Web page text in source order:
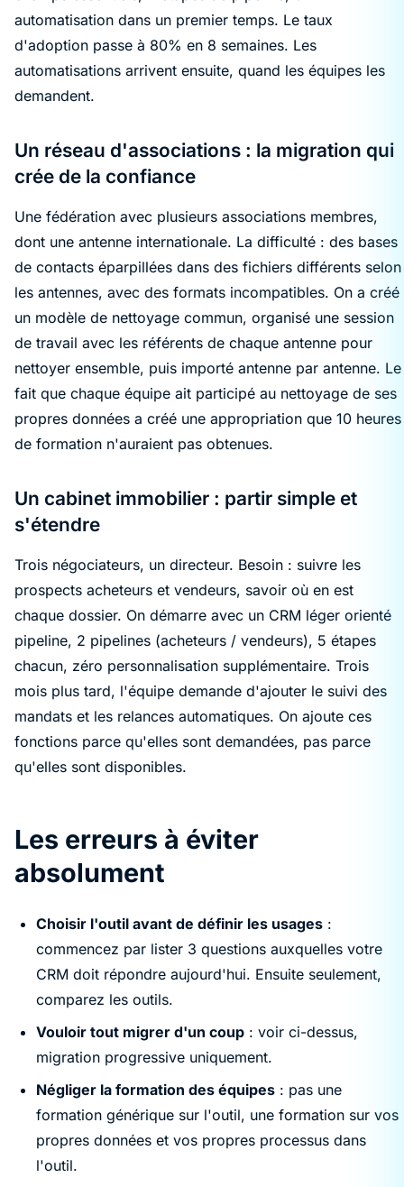
automatisation dans un premier temps. Le taux
d'adoption passe à 80% en 8 semaines. Les
automatisations arrivent ensuite, quand les équipes les
demandent.
Un réseau d'associations : la migration qui
crée de la confiance
Une fédération avec plusieurs associations membres,
dont une antenne internationale. La difficulté : des bases
de contacts éparpillées dans des fichiers différents selon
les antennes, avec des formats incompatibles. On a créé
un modèle de nettoyage commun, organisé une session
de travail avec les référents de chaque antenne pour
nettoyer ensemble, puis importé antenne par antenne. Le
fait que chaque équipe ait participé au nettoyage de ses
propres données a créé une appropriation que 10 heures
de formation n'auraient pas obtenues.
Un cabinet immobilier : partir simple et
s'étendre
Trois négociateurs, un directeur. Besoin : suivre les
prospects acheteurs et vendeurs, savoir où en est
chaque dossier. On démarre avec un CRM léger orienté
pipeline, 2 pipelines (acheteurs / vendeurs), 5 étapes
chacun, zéro personnalisation supplémentaire. Trois
mois plus tard, l'équipe demande d'ajouter le suivi des
mandats et les relances automatiques. On ajoute ces
fonctions parce qu'elles sont demandées, pas parce
qu'elles sont disponibles.
Les erreurs à éviter
absolument
Choisir l'outil avant de définir les usages :
commencez par lister 3 questions auxquelles votre
CRM doit répondre aujourd'hui. Ensuite seulement,
comparez les outils.
Vouloir tout migrer d'un coup : voir ci-dessus,
migration progressive uniquement.
Négliger la formation des équipes : pas une
formation générique sur l'outil, une formation sur vos
propres données et vos propres processus dans
l'outil.